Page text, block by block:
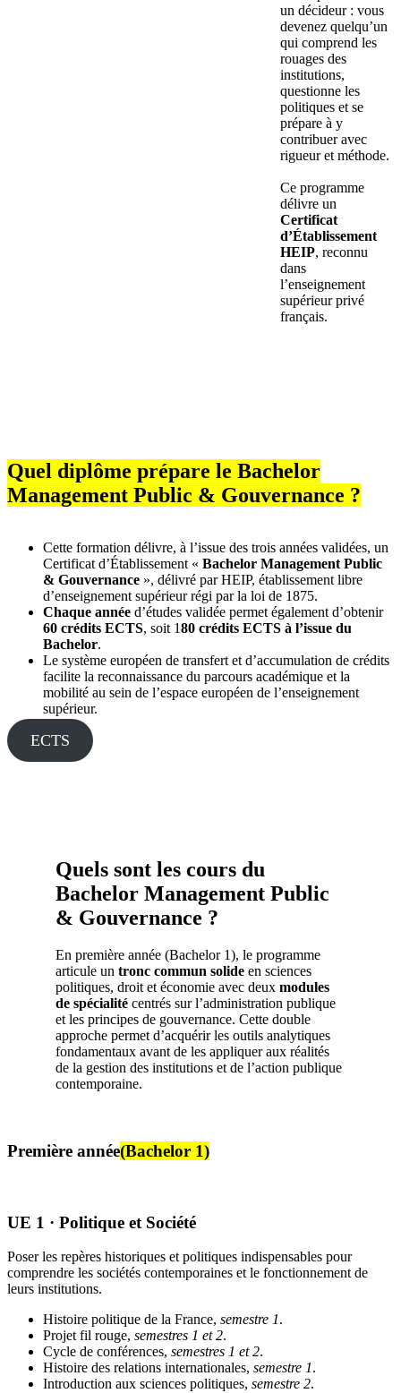
un décideur : vous
devenez quelqu’un
qui comprend les
rouages des
institutions,
questionne les
politiques et se
prépare à y
contribuer avec
rigueur et méthode.
Ce programme
délivre un
Certificat
d’Établissement
HEIP, reconnu
dans
l’enseignement
supérieur privé
français.
Quel diplôme prépare le Bachelor
Management Public & Gouvernance ?
Cette formation délivre, à l’issue des trois années validées, un
Certificat d’Établissement « Bachelor Management Public
& Gouvernance », délivré par HEIP, établissement libre
d’enseignement supérieur régi par la loi de 1875.
Chaque année d’études validée permet également d’obtenir
60 crédits ECTS, soit 180 crédits ECTS à l’issue du
Bachelor.
Le système européen de transfert et d’accumulation de crédits
facilite la reconnaissance du parcours académique et la
mobilité au sein de l’espace européen de l’enseignement
supérieur.
ECTS
Quels sont les cours du
Bachelor Management Public
& Gouvernance ?
En première année (Bachelor 1), le programme
articule untronc commun solide en sciences
politiques, droit et économie avec deuxmodules
de spécialité centrés sur l’administration publique
et les principes de gouvernance. Cette double
approche permet d’acquérir les outils analytiques
fondamentaux avant de les appliquer aux réalités
de la gestion des institutions et de l’action publique
contemporaine.
Première année(Bachelor 1)
UE 1 · Politique et Société
Poser les repères historiques et politiques indispensables pour
comprendre les sociétés contemporaines et le fonctionnement de
leurs institutions.
Histoire politique de la France, semestre 1.
Projet fil rouge, semestres 1 et 2.
Cycle de conférences, semestres 1 et 2.
Histoire des relations internationales, semestre 1.
Introduction aux sciences politiques, semestre 2.